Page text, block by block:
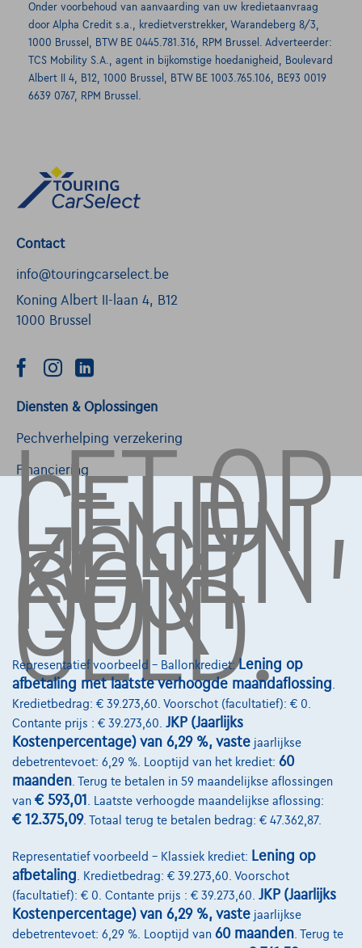
Onder voorbehoud van aanvaarding van uw kredietaanvraag
door Alpha Credit s.a., kredietverstrekker, Warandeberg 8/3,
1000 Brussel, BTW BE 0445.781.316, RPM Brussel. Adverteerder:
TCS Mobility S.A., agent in bijkomstige hoedanigheid, Boulevard
Albert II 4, B12, 1000 Brussel, BTW BE 1003.765.106, BE93 0019
6639 0767, RPM Brussel.
LET OP,
GELD
LENEN
KOST
OOK
GELD.
Representatief voorbeeld – Ballonkrediet:Lening op
afbetaling met laatste verhoogde maandaflossing.
Kredietbedrag: € 39.273,60. Voorschot (facultatief): € 0.
Contante prijs : € 39.273,60. JKP (Jaarlijks
Kostenpercentage) van 6,29 %, vaste jaarlijkse
debetrentevoet: 6,29 %. Looptijd van het krediet: 60
maanden. Terug te betalen in 59 maandelijkse aflossingen
van € 593,01 . Laatste verhoogde maandelijkse aflossing:
€ 12.375,09. Totaal terug te betalen bedrag: € 47.362,87.
Representatief voorbeeld – Klassiek krediet: Lening op
afbetaling . Kredietbedrag: € 39.273,60. Voorschot
(facultatief): € 0. Contante prijs : € 39.273,60. JKP (Jaarlijks
Kostenpercentage) van 6,29 %, vaste jaarlijkse
debetrentevoet: 6,29 %. Looptijd van 60 maanden . Terug te
Contact
info@touringcarselect.be
Koning Albert II-laan 4, B12
1000 Brussel
Diensten & Oplossingen
Pechverhelping verzekering
Financiering
Autoverzekering
Lease en persoonlijke lease
Over Ons
Word klant
Wie zijn we
Kwaliteitscharter
Onze dealers
Onze partners
Onze team
Contact
@2024 TCS Mobility SA/NV Copyright
Algemene Voorwaarden
Bijstandsvoorwaarden